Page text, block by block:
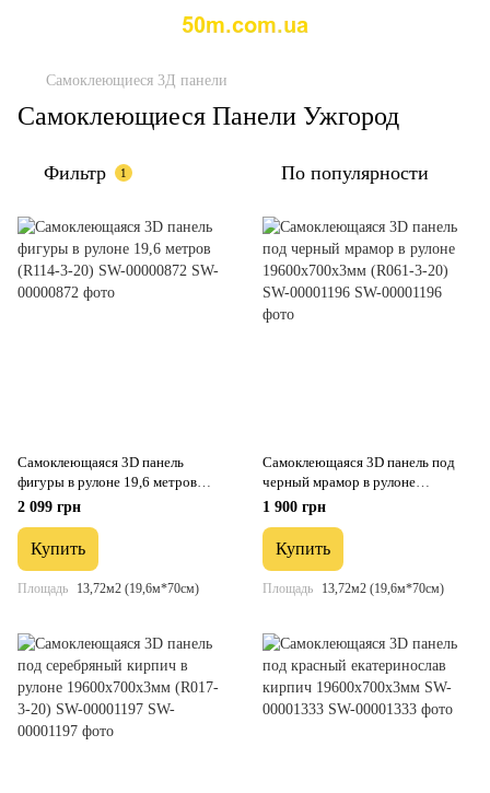
Самоклеющиеся 3Д панели
Самоклеющиеся Панели Ужгород
Фильтр 1 По популярности
Самоклеющаяся 3D панель
фигуры в рулоне 19,6 метров
(R114-3-20) SW-00000872
2 099 грн
Купить
Площадь 13,72м2 (19,6м*70см)
Самоклеющаяся 3D панель под
черный мрамор в рулоне
19600x700x3мм (R061-3-20) SW-
1 900 грн
Купить
Площадь 13,72м2 (19,6м*70см)